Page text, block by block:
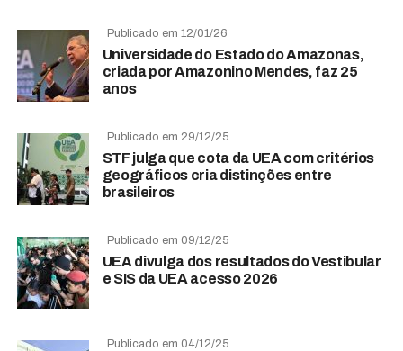
Publicado em 12/01/26
Universidade do Estado do Amazonas,
criada por Amazonino Mendes, faz 25
anos
Publicado em 29/12/25
STF julga que cota da UEA com critérios
geográficos cria distinções entre
brasileiros
Publicado em 09/12/25
UEA divulga dos resultados do Vestibular
e SIS da UEA acesso 2026
Publicado em 04/12/25